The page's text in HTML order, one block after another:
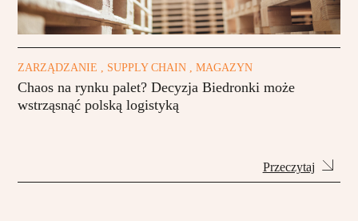
ZARZĄDZANIE , SUPPLY CHAIN , MAGAZYN
Chaos na rynku palet? Decyzja Biedronki może
wstrząsnąć polską logistyką
Przeczytaj